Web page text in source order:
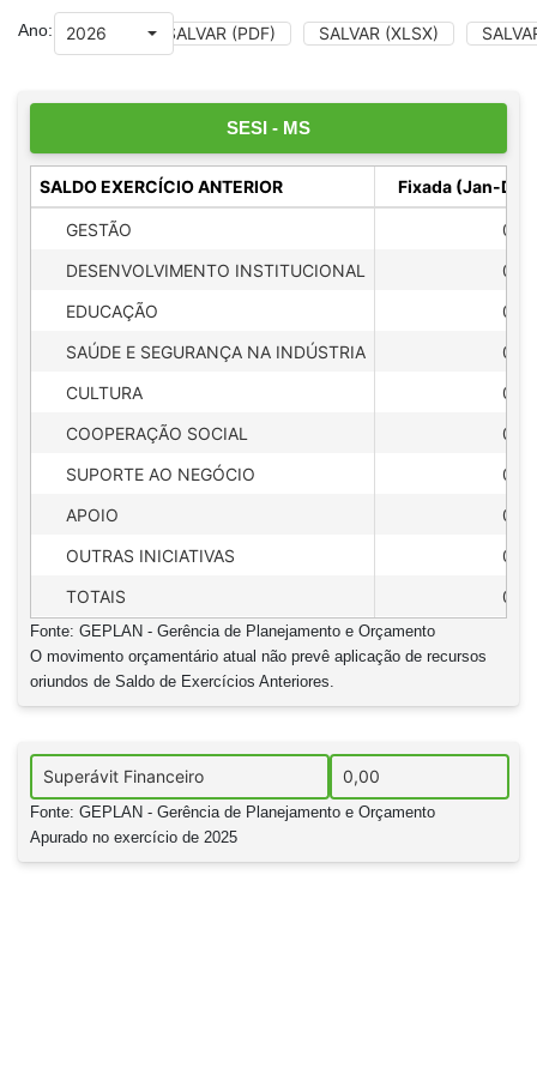
Ano: SALVAR (PDF) SALVAR (XLSX)
SESI - MS
SALDO EXERCÍCIO ANTERIOR Fixada (Jan-
GESTÃO
DESENVOLVIMENTO INSTITUCIONAL
EDUCAÇÃO
SAÚDE E SEGURANÇA NA INDÚSTRIA
CULTURA
COOPERAÇÃO SOCIAL
SUPORTE AO NEGÓCIO
APOIO
OUTRAS INICIATIVAS
TOTAIS
Fonte: GEPLAN - Gerência de Planejamento e Orçamento
O movimento orçamentário atual não prevê aplicação de recursos
oriundos de Saldo de Exercícios Anteriores.
Fonte: GEPLAN - Gerência de Planejamento e Orçamento
Apurado no exercício de 2025